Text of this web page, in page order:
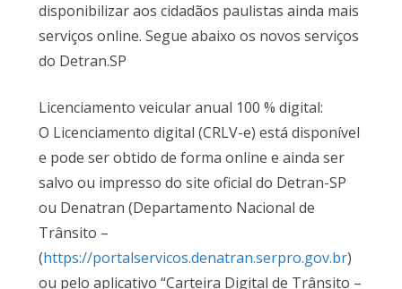
disponibilizar aos cidadãos paulistas ainda mais
serviços online. Segue abaixo os novos serviços
do Detran.SP
Licenciamento veicular anual 100 % digital:
O Licenciamento digital (CRLV-e) está disponível
e pode ser obtido de forma online e ainda ser
salvo ou impresso do site oficial do Detran-SP
ou Denatran (Departamento Nacional de
Trânsito –
(https://portalservicos.denatran.serpro.gov.br)
ou pelo aplicativo “Carteira Digital de Trânsito –